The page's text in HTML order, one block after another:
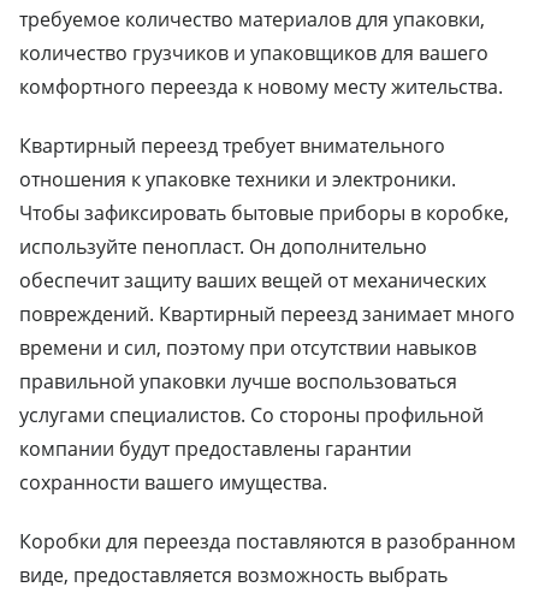
требуемое количество материалов для упаковки,
количество грузчиков и упаковщиков для вашего
комфортного переезда к новому месту жительства.
Квартирный переезд требует внимательного
отношения к упаковке техники и электроники.
Чтобы зафиксировать бытовые приборы в коробке,
используйте пенопласт. Он дополнительно
обеспечит защиту ваших вещей от механических
повреждений. Квартирный переезд занимает много
времени и сил, поэтому при отсутствии навыков
правильной упаковки лучше воспользоваться
услугами специалистов. Со стороны профильной
компании будут предоставлены гарантии
сохранности вашего имущества.
Коробки для переезда поставляются в разобранном
виде, предоставляется возможность выбрать